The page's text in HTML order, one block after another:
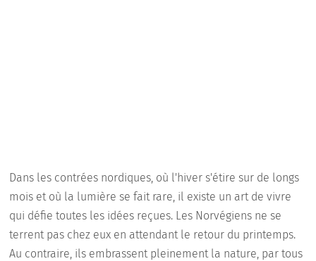
Dans les contrées nordiques, où l'hiver s'étire sur de longs
mois et où la lumière se fait rare, il existe un art de vivre
qui défie toutes les idées reçues. Les Norvégiens ne se
terrent pas chez eux en attendant le retour du printemps.
Au contraire, ils embrassent pleinement la nature, par tous